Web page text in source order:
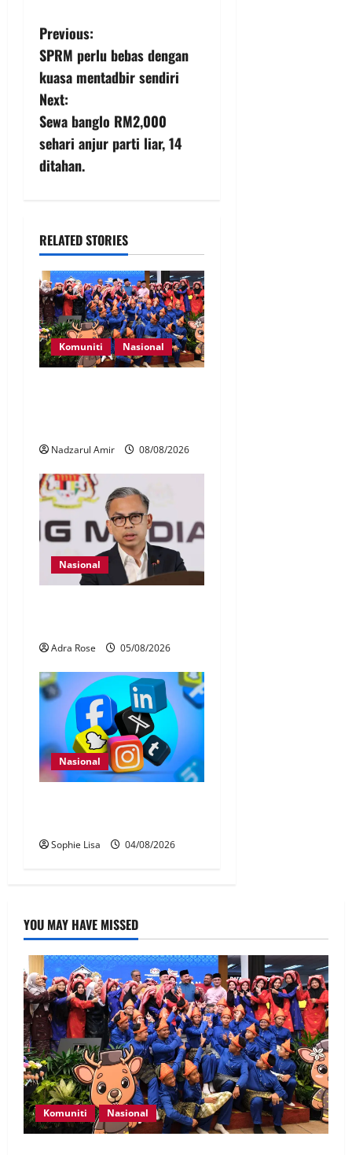
Previous:
SPRM perlu bebas dengan
kuasa mentadbir sendiri
Next:
Sewa banglo RM2,000
sehari anjur parti liar, 14
ditahan.
RELATED STORIES
Komuniti Nasional
Nadzarul Amir 08/08/2026
Nasional
Adra Rose 05/08/2026
Nasional
Sophie Lisa 04/08/2026
YOU MAY HAVE MISSED
Komuniti Nasional